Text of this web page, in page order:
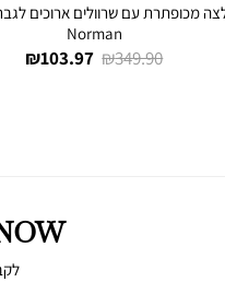
Norman
מחיר
103.97 ₪
מחיר
349.90 ₪